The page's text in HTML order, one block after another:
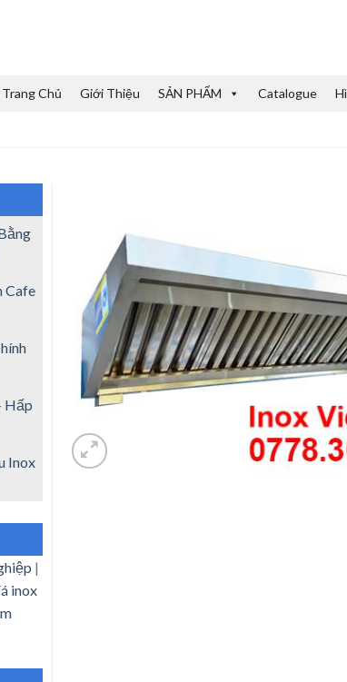
Trang Chủ Giới Thiệu SẢN PHẨM Catalogue
Cafe
Hấp
Inox
|
inox